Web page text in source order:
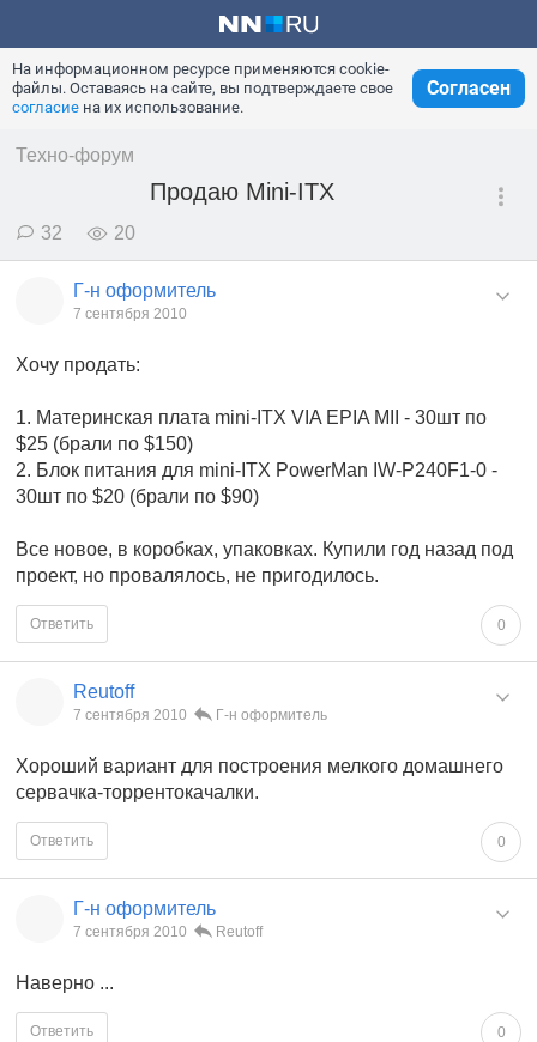
На информационном ресурсе применяются cookie-
файлы. Оставаясь на сайте, вы подтверждаете свое
согласие на их использование.
Согласен
Техно-форум
Продаю Mini-ITX
32 20
Г-н оформитель
7 сентября 2010
Хочу продать:
1. Материнская плата mini-ITX VIA EPIA MII - 30шт по
$25 (брали по $150)
2. Блок питания для mini-ITX PowerMan IW-P240F1-0 -
30шт по $20 (брали по $90)
Все новое, в коробках, упаковках. Купили год назад под
проект, но провалялось, не пригодилось.
0
Ответить
Reutoff
7 сентября 2010 Г-н оформитель
Хороший вариант для построения мелкого домашнего
сервачка-торрентокачалки.
0
Ответить
Г-н оформитель
7 сентября 2010 Reutoff
Наверно ...
0
Ответить